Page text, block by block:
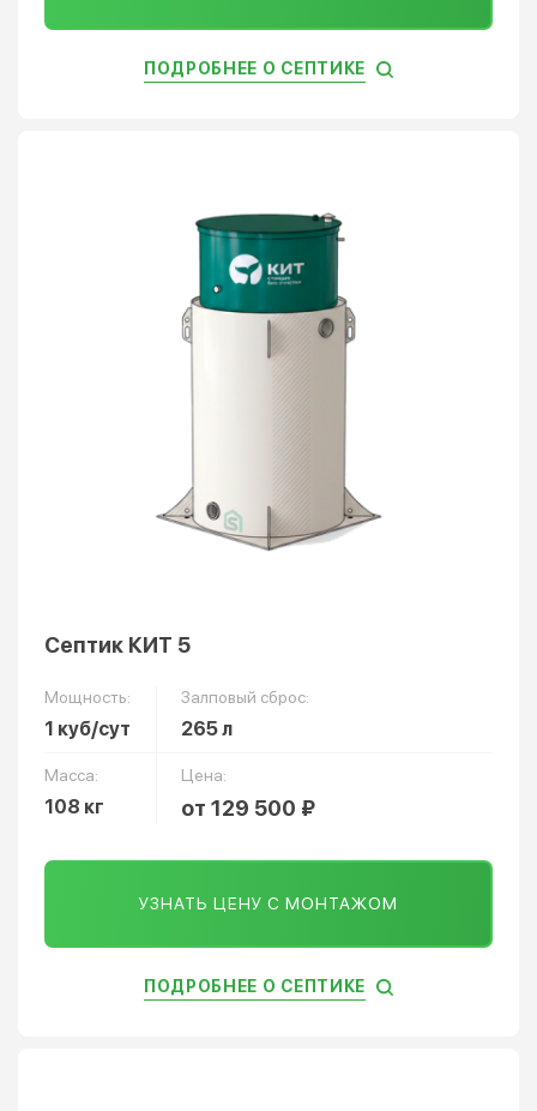
ПОДРОБНЕЕ О СЕПТИКЕ
Септик КИТ 5
Мощность:
1 куб/сут
Залповый сброс:
265 л
Масса:
108 кг
Цена:
от 129 500 ₽
УЗНАТЬ ЦЕНУ С МОНТАЖОМ
ПОДРОБНЕЕ О СЕПТИКЕ